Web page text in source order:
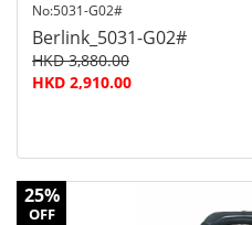
No:5031-G02#
Berlink_5031-G02#
HKD 3,880.00
HKD 2,910.00
25%
OFF